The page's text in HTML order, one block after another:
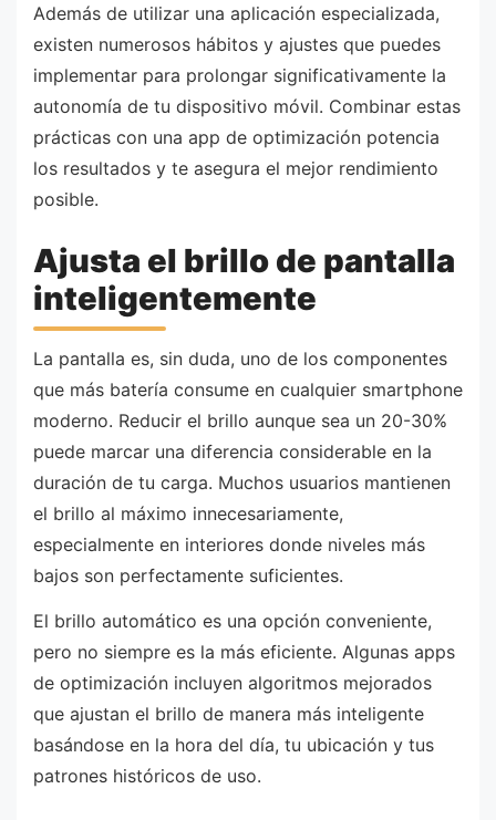
Además de utilizar una aplicación especializada,
existen numerosos hábitos y ajustes que puedes
implementar para prolongar significativamente la
autonomía de tu dispositivo móvil. Combinar estas
prácticas con una app de optimización potencia
los resultados y te asegura el mejor rendimiento
posible.
Ajusta el brillo de pantalla
inteligentemente
La pantalla es, sin duda, uno de los componentes
que más batería consume en cualquier smartphone
moderno. Reducir el brillo aunque sea un 20-30%
puede marcar una diferencia considerable en la
duración de tu carga. Muchos usuarios mantienen
el brillo al máximo innecesariamente,
especialmente en interiores donde niveles más
bajos son perfectamente suficientes.
El brillo automático es una opción conveniente,
pero no siempre es la más eficiente. Algunas apps
de optimización incluyen algoritmos mejorados
que ajustan el brillo de manera más inteligente
basándose en la hora del día, tu ubicación y tus
patrones históricos de uso.